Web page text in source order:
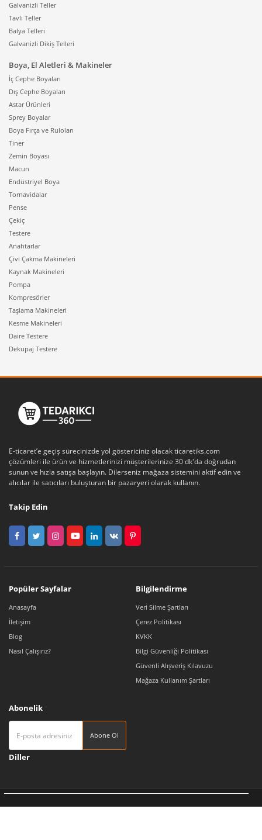
Galvanizli Teller
Tavlı Teller
Balya Telleri
Galvanizli Dikiş Telleri
Boya, El Aletleri & Makineler
İç Cephe Boyaları
Dış Cephe Boyaları
Astar Ürünleri
Sprey Boyalar
Boya Fırça ve Ruloları
Tiner
Zemin Boyası
Macun
Endüstriyel Boya
Tornavidalar
Pense
Çekiç
Testere
Anahtarlar
Çivi Çakma Makineleri
Kaynak Makineleri
Pompa
Kompresörler
Taşlama Makineleri
Kesme Makineleri
Daire Testere
Dekupaj Testere
E-ticaret’e geçiş sürecinizde yol göstericiniz olacak ticaretiks.com
çözümleri ile ürün ve hizmetlerinizi müşterilerinize 30 dk'da doğrudan
sunun ve hızla satışa başlayın. Dilerseniz mağaza sistemini aktif edin ve
alıcılar ile satıcıları buluşturan bir pazaryeri olarak kullanın.
Takip Edin
Popüler Sayfalar
Anasayfa
İletişim
Blog
Nasıl Çalışırız?
Bilgilendirme
Veri Silme Şartları
Çerez Politikası
KVKK
Bilgi Güvenliği Politikası
Güvenli Alışveriş Kılavuzu
Mağaza Kullanım Şartları
Abonelik
Abone Ol
Diller